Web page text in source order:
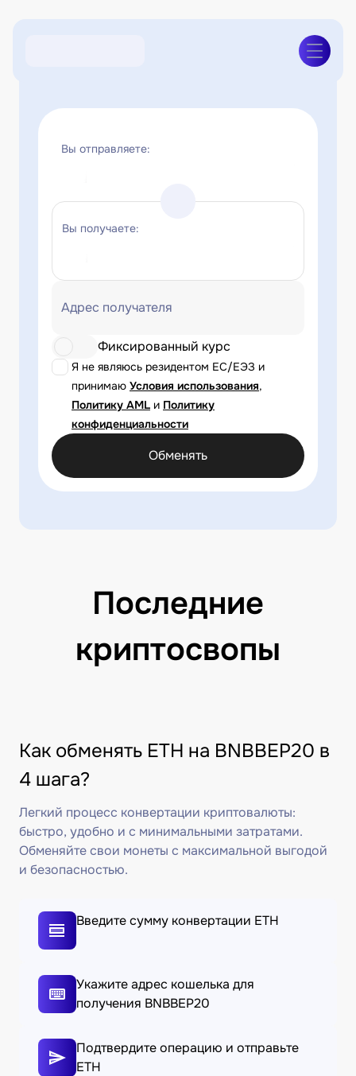
Вы отправляете:
Вы получаете:
Адрес получателя
Я не являюсь резидентом ЕС/ЕЭЗ и
принимаю Условия использования,
Политику AML и Политику
конфиденциальности
Фиксированный курс
Обменять
Последние
криптосвопы
Как обменять ETH на BNBBEP20 в
4 шага?
Легкий процесс конвертации криптовалюты:
быстро, удобно и с минимальными затратами.
Обменяйте свои монеты с максимальной выгодой
и безопасностью.
Введите сумму конвертации ETH
Укажите адрес кошелька для
получения BNBBEP20
Подтвердите операцию и отправьте
ETH